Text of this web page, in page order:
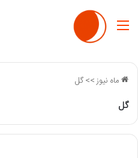
منو
ماه نیوز>>گل
گل